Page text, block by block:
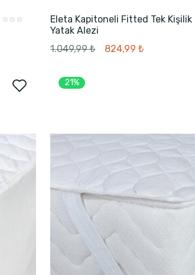
Eleta Kapitoneli Fitted Tek Kişilik
Yatak Alezi
1.049,99 ₺
824,99 ₺
21%